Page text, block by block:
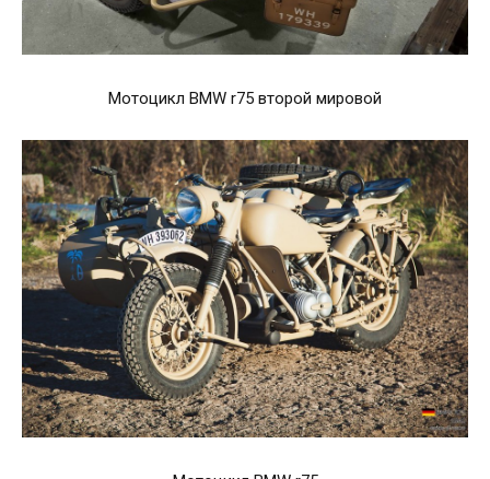
Мотоцикл BMW r75 второй мировой